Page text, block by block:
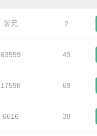
暂无 2
63599 49
17598 69
6616 38